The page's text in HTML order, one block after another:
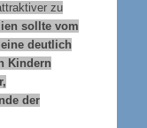
zu
sollte vom
deutlich
Kindern
der